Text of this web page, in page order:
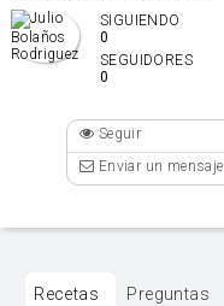
SIGUIENDO
0
SEGUIDORES
0
Seguir
Enviar un mensaje
Recetas Preguntas